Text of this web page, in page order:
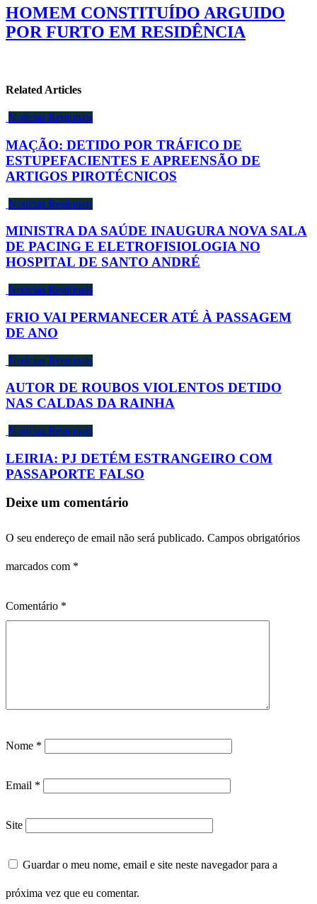
HOMEM CONSTITUÍDO ARGUIDO
POR FURTO EM RESIDÊNCIA
Related Articles
Notícias Regionais
MAÇÃO: DETIDO POR TRÁFICO DE
ESTUPEFACIENTES E APREENSÃO DE
ARTIGOS PIROTÉCNICOS
Notícias Regionais
MINISTRA DA SAÚDE INAUGURA NOVA SALA
DE PACING E ELETROFISIOLOGIA NO
HOSPITAL DE SANTO ANDRÉ
Notícias Regionais
FRIO VAI PERMANECER ATÉ À PASSAGEM
DE ANO
Notícias Regionais
AUTOR DE ROUBOS VIOLENTOS DETIDO
NAS CALDAS DA RAINHA
Notícias Regionais
LEIRIA: PJ DETÉM ESTRANGEIRO COM
PASSAPORTE FALSO
Deixe um comentário
O seu endereço de email não será publicado. Campos obrigatórios
marcados com *
Comentário *
Nome *
Email *
Site
Guardar o meu nome, email e site neste navegador para a
próxima vez que eu comentar.